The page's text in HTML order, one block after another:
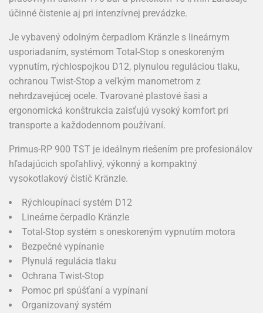
účinné čistenie aj pri intenzívnej prevádzke.
Je vybavený odolným čerpadlom Kränzle s lineárnym
usporiadaním, systémom Total-Stop s oneskoreným
vypnutím, rýchlospojkou D12, plynulou reguláciou tlaku,
ochranou Twist-Stop a veľkým manometrom z
nehrdzavejúcej ocele. Tvarované plastové šasi a
ergonomická konštrukcia zaisťujú vysoký komfort pri
transporte a každodennom používaní.
Primus-RP 900 TST je ideálnym riešením pre profesionálov
hľadajúcich spoľahlivý, výkonný a kompaktný
vysokotlakový čistič Kränzle.
Rýchloupínací systém D12
Lineárne čerpadlo Kränzle
Total-Stop systém s oneskoreným vypnutím motora
Bezpečné vypínanie
Plynulá regulácia tlaku
Ochrana Twist-Stop
Pomoc pri spúšťaní a vypínaní
Organizovaný systém